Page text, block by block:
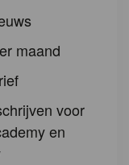
maand
voor
en